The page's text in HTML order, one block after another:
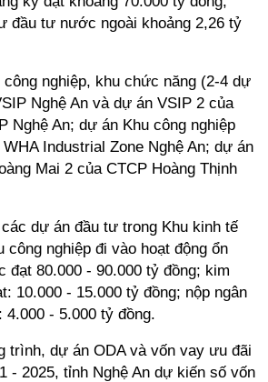
đầu tư nước ngoài khoảng 2,26 tỷ
nghiệp, khu chức năng (2-4 dự
Nghệ An và dự án VSIP 2 của
Nghệ An; dự án Khu công nghiệp
Industrial Zone Nghệ An; dự án
Mai 2 của CTCP Hoàng Thịnh
dự án đầu tư trong Khu kinh tế
công nghiệp đi vào hoạt động ổn
đạt 80.000 - 90.000 tỷ đồng; kim
10.000 - 15.000 tỷ đồng; nộp ngân
- 5.000 tỷ đồng.
dự án ODA và vốn vay ưu đãi
- 2025, tỉnh Nghệ An dự kiến số vốn